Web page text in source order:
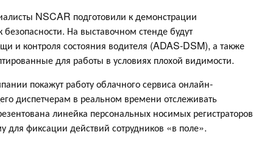
NSCAR подготовили к демонстрации
На выставочном стенде будут
и контроля состояния водителя (ADAS-DSM), а также
для работы в условиях плохой видимости.
покажут работу облачного сервиса онлайн-
диспетчерам в реальном времени отслеживать
линейка персональных носимых регистраторов
для фиксации действий сотрудников «в поле».